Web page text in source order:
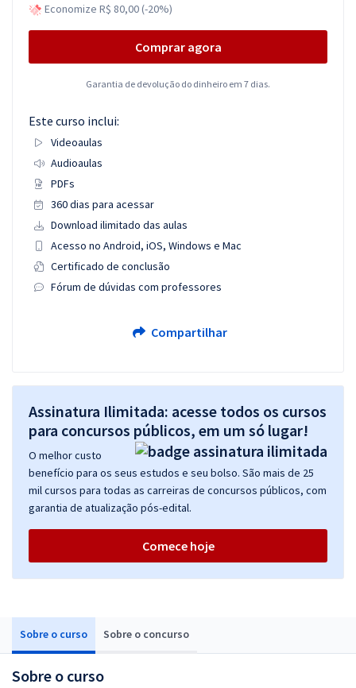
Sobre o curso Sobre o concurso
Sobre o curso
Economize R$ 80,00 (-20%)
Comprar agora
Garantia de devolução do dinheiro em 7 dias.
Este curso inclui:
Videoaulas
Audioaulas
PDFs
360 dias para acessar
Download ilimitado das aulas
Acesso no Android, iOS, Windows e Mac
Certificado de conclusão
Fórum de dúvidas com professores
Compartilhar
Assinatura Ilimitada: acesse todos os cursos
para concursos públicos, em um só lugar!
O melhor custo
benefício para os seus estudos e seu bolso. São mais de 25
mil cursos para todas as carreiras de concursos públicos, com
garantia de atualização pós-edital.
Comece hoje